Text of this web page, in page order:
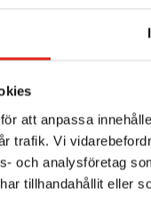
att anpassa
trafik. Vi
och analysföretag
tillhandahållit eller
efter att förbättra den